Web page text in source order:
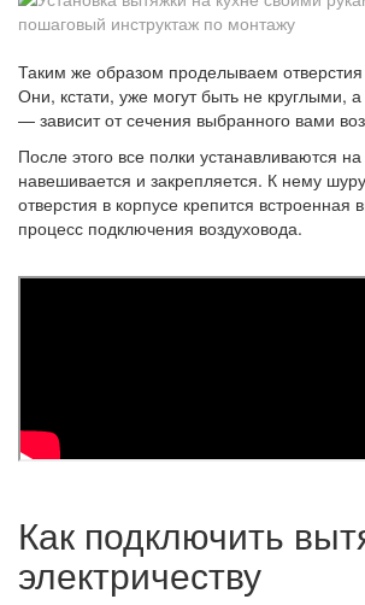
Таким же образом проделываем отверстия
Они, кстати, уже могут быть не круглыми,
— зависит от сечения выбранного вами
После этого все полки устанавливаются
навешивается и закрепляется. К нему
отверстия в корпусе крепится
процесс подключения воздуховода.
Как подключить
электричеству